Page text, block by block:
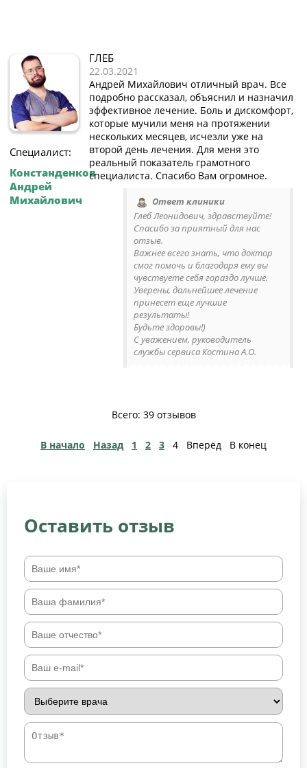
Специалист:
Констанденков
Андрей
Михайлович
ГЛЕБ
22.03.2021
Андрей Михайлович отличный врач. Все
подробно рассказал, объяснил и назначил
эффективное лечение. Боль и дискомфорт,
которые мучили меня на протяжении
нескольких месяцев, исчезли уже на
второй день лечения. Для меня это
реальный показатель грамотного
специалиста. Спасибо Вам огромное.
Ответ клиники
Глеб Леонидович, здравствуйте!
Спасибо за приятный для нас
отзыв.
Важнее всего знать, что доктор
смог помочь и благодаря ему вы
чувствуете себя гораздо лучше.
Уверены, дальнейшее лечение
принесет еще лучшие
результаты!
Будьте здоровы!)
С уважением, руководитель
службы сервиса Костина А.О.
Всего: 39 отзывов
В начало Назад 1 2 3 4 Вперёд В конец
Оставить отзыв